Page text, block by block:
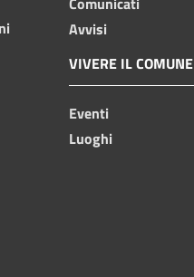
Avvisi
VIVERE IL COMUNE
Eventi
Luoghi